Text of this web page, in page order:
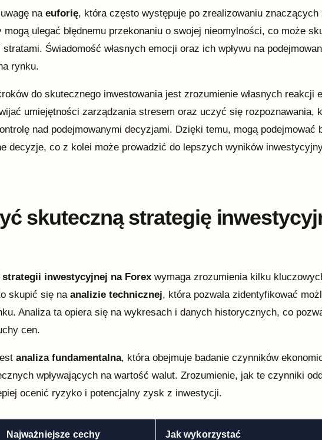
na euforię, która często występuje po zrealizowaniu znaczących
ulegać błędnemu przekonaniu o swojej nieomylności, co może
Świadomość własnych emocji oraz ich wpływu na
rynku.
do skutecznego inwestowania jest zrozumienie własnych reakcji
umiejętności zarządzania stresem oraz uczyć się rozpoznawania,
nad podejmowanymi decyzjami. Dzięki temu, mogą podejmować
decyzje, co z kolei może prowadzić do lepszych wyników
skuteczną strategię
inwestycyjnej na Forexwymaga zrozumienia kilku
skupić się na analizie technicznej, która pozwala zidentyfikować
Analiza ta opiera się na wykresach i danych historycznych, co
cen.
analiza fundamentalna, która obejmuje badanie czynników
wpływających na wartość walut. Zrozumienie, jak te czynniki
ocenić ryzyko i potencjalny zysk z inwestycji.
Najważniejsze cechy Jak wykorzystać